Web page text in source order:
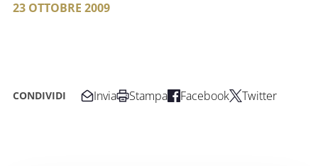
23 OTTOBRE 2009
CONDIVIDI Invia Stampa Facebook Twitter